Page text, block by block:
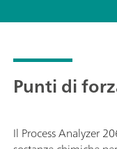
Punti di
Il Process Analyzer